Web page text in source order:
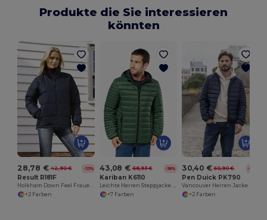
Produkte die Sie interessieren
könnten
28,78 € 42,90 € -33%
Result R181F
Holkham Down Feel Frauen Jacke
+2 Farben
43,08 € 68,93 € -38%
Kariban K6110
Leichte Herren Steppjacke mit Kapuze
+7 Farben
30,40 € 60,90 € -50%
Pen Duick PK790
Vancouver Herren Jacke
+2 Farben